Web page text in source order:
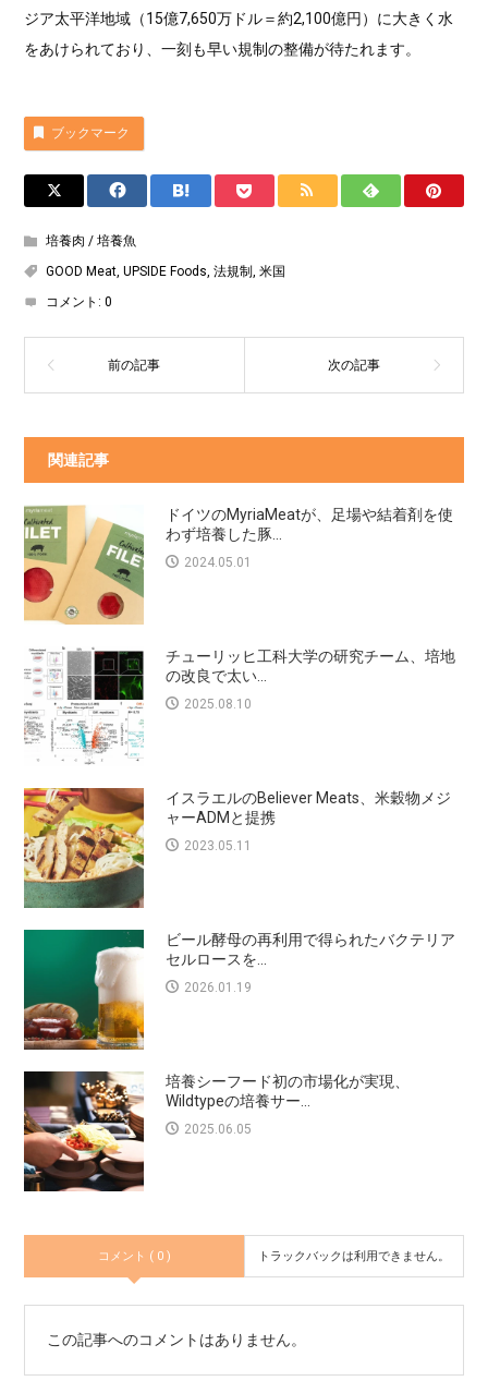
ジア太平洋地域（15億7,650万ドル＝約2,100億円）に大きく水
をあけられており、一刻も早い規制の整備が待たれます。
ブックマーク
培養肉 / 培養魚
GOOD Meat,UPSIDE Foods,法規制,米国
コメント:0
関連記事
ドイツのMyriaMeatが、足場や結着剤を使
わず培養した豚...
2024.05.01
チューリッヒ工科大学の研究チーム、培地
の改良で太い...
2025.08.10
イスラエルのBeliever Meats、米穀物メジ
ャーADMと提携
2023.05.11
ビール酵母の再利用で得られたバクテリア
セルロースを...
2026.01.19
培養シーフード初の市場化が実現、
Wildtypeの培養サー...
2025.06.05
コメント ( 0 ) トラックバックは利用できません。
この記事へのコメントはありません。